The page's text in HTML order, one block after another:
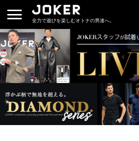
全力で遊びを楽しむオトナの男達へ。